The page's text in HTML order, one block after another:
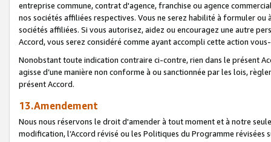
entreprise commune, contrat d'agence, franchise ou agence
nos sociétés affiliées respectives. Vous ne serez habilité à formuler
sociétés affiliées. Si vous autorisez, aidez ou encouragez une autre
Accord, vous serez considéré comme ayant accompli cette action
Nonobstant toute indication contraire ci-contre, rien dans le présent
agisse d’une manière non conforme à ou sanctionnée par les lois,
présent Accord.
13.Amendement
Nous nous réservons le droit d'amender à tout moment et à notre
modification, l’Accord révisé ou les Politiques du Programme